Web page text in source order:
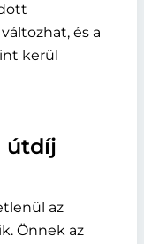
és a
kerül
útdíj
az
Önnek az